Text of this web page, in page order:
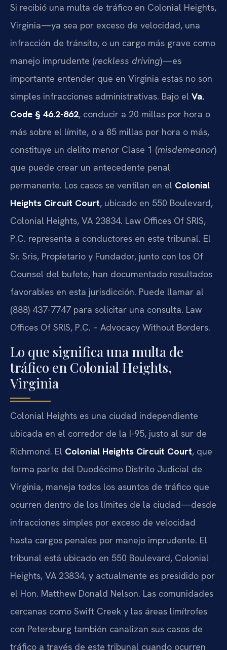
Si recibió una multa de tráfico en Colonial Heights,
Virginia—ya sea por exceso de velocidad, una
infracción de tránsito, o un cargo más grave como
manejo imprudente (reckless driving)—es
importante entender que en Virginia estas no son
simples infracciones administrativas. Bajo el Va.
Code § 46.2-862, conducir a 20 millas por hora o
más sobre el límite, o a 85 millas por hora o más,
constituye un delito menor Clase 1 (misdemeanor)
que puede crear un antecedente penal
permanente. Los casos se ventilan en el Colonial
Heights Circuit Court, ubicado en 550 Boulevard,
Colonial Heights, VA 23834. Law Offices Of SRIS,
P.C. representa a conductores en este tribunal. El
Sr. Sris, Propietario y Fundador, junto con los Of
Counsel del bufete, han documentado resultados
favorables en esta jurisdicción. Puede llamar al
(888) 437-7747 para solicitar una consulta. Law
Offices Of SRIS, P.C. – Advocacy Without Borders.
Lo que significa una multa de
tráfico en Colonial Heights,
Virginia
Colonial Heights es una ciudad independiente
ubicada en el corredor de la I-95, justo al sur de
Richmond. El Colonial Heights Circuit Court, que
forma parte del Duodécimo Distrito Judicial de
Virginia, maneja todos los asuntos de tráfico que
ocurren dentro de los límites de la ciudad—desde
infracciones simples por exceso de velocidad
hasta cargos penales por manejo imprudente. El
tribunal está ubicado en 550 Boulevard, Colonial
Heights, VA 23834, y actualmente es presidido por
el Hon. Matthew Donald Nelson. Las comunidades
cercanas como Swift Creek y las áreas limítrofes
con Petersburg también canalizan sus casos de
tráfico a través de este tribunal cuando ocurren